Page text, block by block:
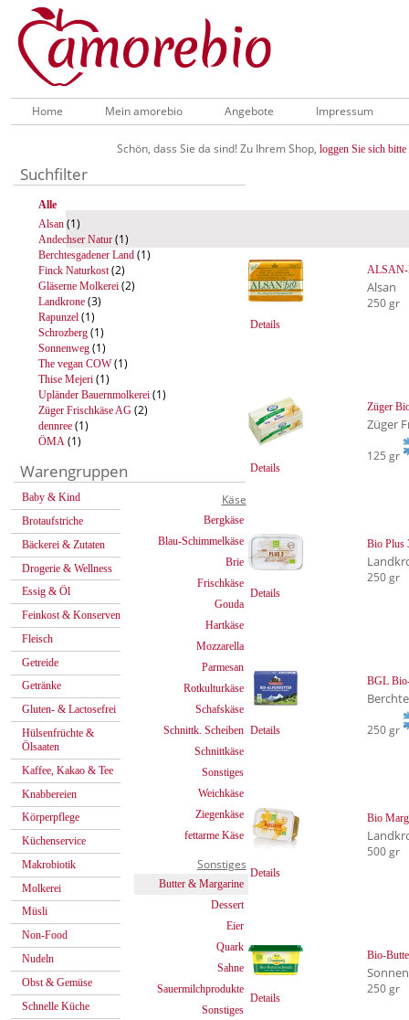
Home Mein amorebio Angebote Impressum
Schön, dass Sie da sind! Zu Ihrem Shop, loggen Sie sich bitte
Suchfilter
Alle
Alsan (1)
Andechser Natur (1)
Berchtesgadener Land (1)
Finck Naturkost(2)
Gläserne Molkerei (2)
Landkrone (3)
Rapunzel (1)
Schrozberg (1)
Sonnenweg (1)
The vegan COW(1)
Thise Mejeri (1)
Upländer Bauernmolkerei (1)
Züger Frischkäse AG (2)
dennree (1)
ÖMA (1)
Warengruppen
Baby & Kind
Brotaufstriche
Bäckerei & Zutaten
Drogerie & Wellness
Essig & Öl
Feinkost & Konserven
Fleisch
Getreide
Getränke
Gluten- & Lactosefrei
Hülsenfrüchte &
Ölsaaten
Kaffee, Kakao & Tee
Knabbereien
Körperpflege
Küchenservice
Makrobiotik
Molkerei
Müsli
Non-Food
Nudeln
Obst & Gemüse
Schnelle Küche
Käse
Bergkäse
Blau-Schimmelkäse
Brie
Frischkäse
Gouda
Hartkäse
Mozzarella
Parmesan
Rotkulturkäse
Schafskäse
Schnittk. Scheiben
Schnittkäse
Sonstiges
Weichkäse
Ziegenkäse
fettarme Käse
Sonstiges
Butter & Margarine
Dessert
Eier
Quark
Sahne
Sauermilchprodukte
Sonstiges
Details
ALSAN-
Alsan
250 gr
Details
Züger
Züger
125 gr
Details
Bio Plus
250 gr
Details
BGL
250 gr
Details
Bio
500 gr
Details
Bio-
250 gr